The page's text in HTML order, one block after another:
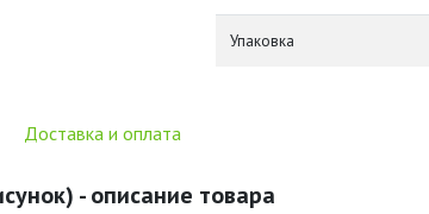
Упаковка
Доставка и оплата
- описание товара